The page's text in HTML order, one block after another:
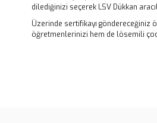
dilediğinizi seçerek LSV Dükkan
Üzerinde sertifikayı göndereceğiniz
öğretmenlerinizi hem de lösemili